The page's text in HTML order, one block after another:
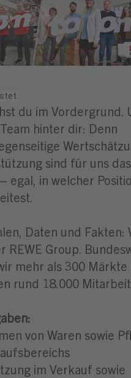
du im Vordergrund.
hinter dir: Denn
sind für uns das
egal, in welcher
Daten und Fakten:
REWE Group.
mehr als 300 Märkte
rund 18.000
von Waren sowie
im Verkauf sowie